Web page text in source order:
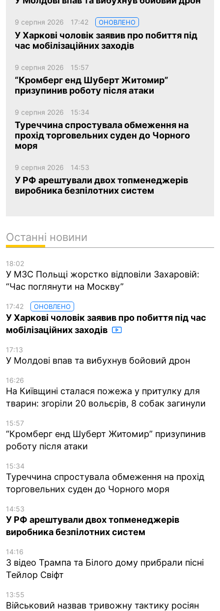
9 серпня 2026 17:42 ОНОВЛЕНО
У Харкові чоловік заявив про побиття під
час мобілізаційних заходів
9 серпня 2026 15:57
“Кромберг енд Шуберт Житомир”
призупинив роботу після атаки
9 серпня 2026 15:34
Туреччина спростувала обмеження на
прохід торговельних суден до Чорного
моря
9 серпня 2026 14:53
У РФ арештували двох топменеджерів
виробника безпілотних систем
Останні новини
18:02
У МЗС Польщі жорстко відповіли Захаровій:
“Час поглянути на Москву”
17:42 ОНОВЛЕНО
У Харкові чоловік заявив про побиття під час
мобілізаційних заходів
17:13
У Молдові впав та вибухнув бойовий дрон
16:26
На Київщині сталася пожежа у притулку для
тварин: згоріли 20 вольєрів, 8 собак загинули
15:57
“Кромберг енд Шуберт Житомир” призупинив
роботу після атаки
15:34
Туреччина спростувала обмеження на прохід
торговельних суден до Чорного моря
14:53
У РФ арештували двох топменеджерів
виробника безпілотних систем
14:16
З відео Трампа та Білого дому прибрали пісні
Тейлор Свіфт
13:55
Військовий назвав тривожну тактику росіян